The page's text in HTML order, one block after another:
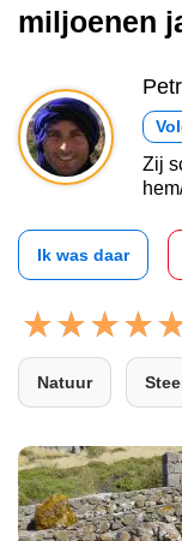
miljoenen
Zij
Ik was daar
Natuur